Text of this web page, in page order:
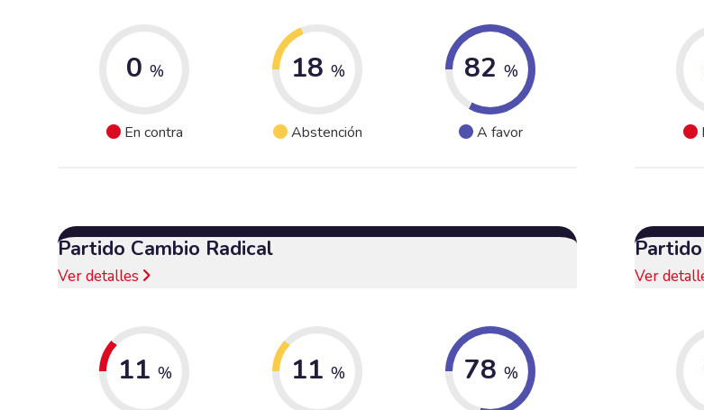
0 %
En contra
18 %
Abstención
82 %
A favor
Partido Cambio Radical
Ver detalles
11 % 11 % 78 %
Ver